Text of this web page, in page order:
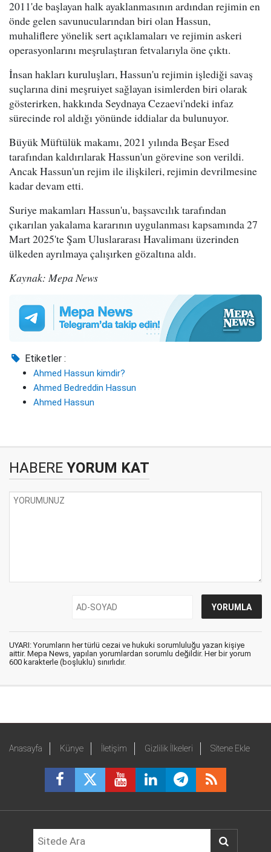
2011'de başlayan halk ayaklanmasının ardından rejimin en
önde gelen savunucularından biri olan Hassun,
muhaliflere yönelik sert açıklamaları ve rejimin askeri
operasyonlarını meşrulaştıran fetvalarıyla öne çıktı.
İnsan hakları kuruluşları, Hassun'u rejimin işlediği savaş
suçlarına dini meşruiyet sağlayan isimlerden biri olarak
gösterirken, hakkında Seydnaya Cezaevi'ndeki infaz
sürecinde rol aldığı yönünde iddialar da bulunuyor.
Büyük Müftülük makamı, 2021 yılında Beşar Esed
tarafından kaldırılarak Hassun'un görevine son verildi.
Ancak Hassun'un rejim ile ilişkileri, rejimin devrilmesine
kadar devam etti.
Suriye makamları Hassun'u, başsavcılık tarafından
çıkarılan yakalama kararının uygulanması kapsamında 27
Mart 2025'te Şam Uluslararası Havalimanı üzerinden
ülkeden ayrılmaya çalışırken gözaltına aldı.
Kaynak: Mepa News
Etiketler :
Ahmed Hassun kimdir?
Ahmed Bedreddin Hassun
Ahmed Hassun
HABERE YORUM KAT
UYARI: Yorumların her türlü cezai ve hukuki sorumluluğu yazan kişiye
aittir. Mepa News, yapılan yorumlardan sorumlu değildir. Her bir yorum
600 karakterle (boşluklu) sınırlıdır.
Anasayfa Künye İletişim Gizlilik İlkeleri Sitene Ekle